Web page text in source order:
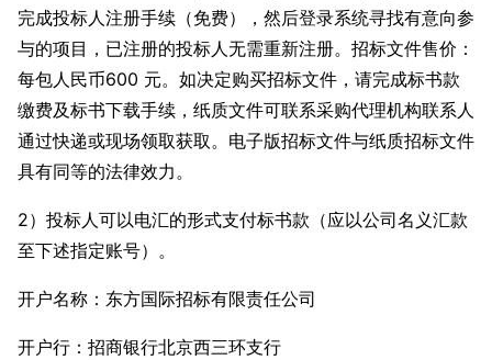
完成投标人注册手续（免费），然后登录系统寻找有意向参
与的项目，已注册的投标人无需重新注册。招标文件售价：
每包人民币600 元。如决定购买招标文件，请完成标书款
缴费及标书下载手续，纸质文件可联系采购代理机构联系人
通过快递或现场领取获取。电子版招标文件与纸质招标文件
具有同等的法律效力。
2）投标人可以电汇的形式支付标书款（应以公司名义汇款
至下述指定账号）。
开户名称：东方国际招标有限责任公司
开户行：招商银行北京西三环支行